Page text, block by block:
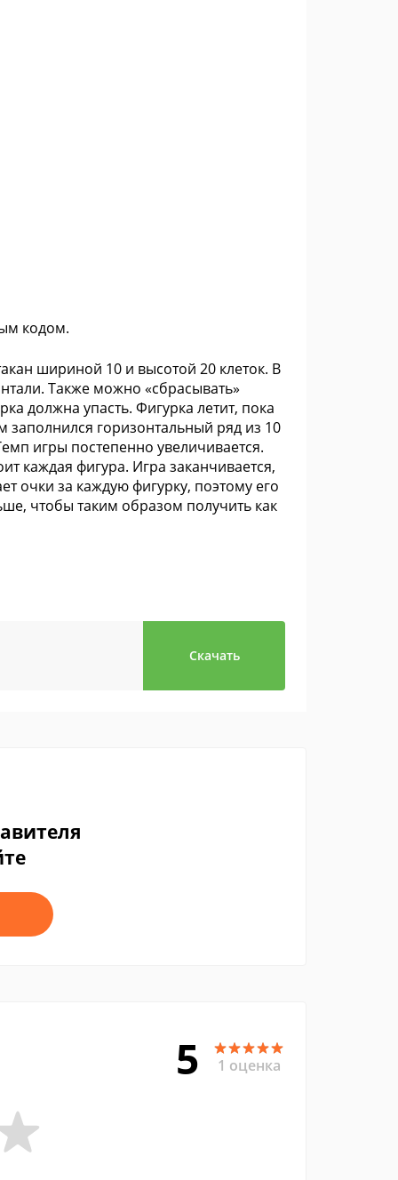
кодом.
шириной 10 и высотой 20 клеток. В
Также можно «сбрасывать»
должна упасть. Фигурка летит, пока
заполнился горизонтальный ряд из 10
игры постепенно увеличивается.
каждая фигура. Игра заканчивается,
очки за каждую фигурку, поэтому его
чтобы таким образом получить как
Скачать
5 1 оценка